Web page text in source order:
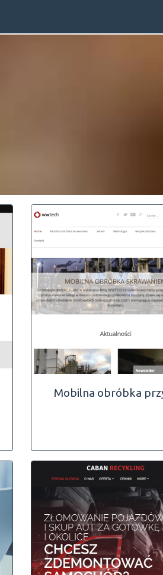
Mobilna obróbka